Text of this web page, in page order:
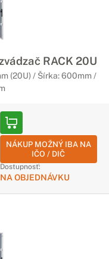
RACK 20U
(20U) / Šírka: 600mm /
NÁKUP MOŽNÝ IBA NA
IČO / DIČ
Dostupnosť:
NA OBJEDNÁVKU